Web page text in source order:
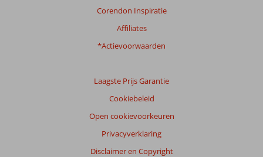
Corendon Inspiratie
Affiliates
*Actievoorwaarden
Laagste Prijs Garantie
Cookiebeleid
Open cookievoorkeuren
Privacyverklaring
Disclaimer en Copyright